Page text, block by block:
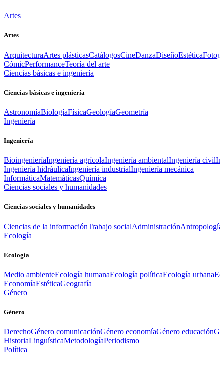
Artes
Artes
ArquitecturaArtes plásticasCatálogosCineDanzaDiseñoEstética
CómicPerformanceTeoría del arte
Ciencias básicas e ingeniería
Ciencias básicas e ingeniería
AstronomíaBiologíaFísicaGeologíaGeometría
Ingeniería
Ingeniería
BioingenieríaIngeniería agrícolaIngeniería ambientalIngeniería civil
Ingeniería hidráulicaIngeniería industrialIngeniería mecánica
InformáticaMatemáticasQuímica
Ciencias sociales y humanidades
Ciencias sociales y humanidades
Ciencias de la informaciónTrabajo socialAdministración
Ecología
Ecología
Medio ambienteEcología humanaEcología políticaEcología urbana
EconomíaEstéticaGeografía
Género
Género
DerechoGénero comunicaciónGénero economíaGénero educación
HistoriaLinguísticaMetodologíaPeriodismo
Política